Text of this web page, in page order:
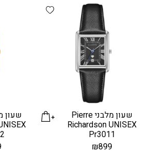
Add wishlist
שעון מלבני Pierre
Richardson UNISEX
Pr3011
₪899